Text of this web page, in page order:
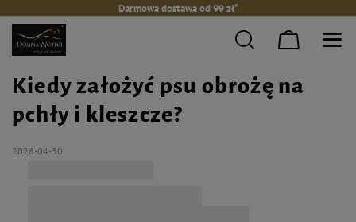
Darmowa dostawa od 99 zł*
Kiedy założyć psu obrożę na
pchły i kleszcze?
2026-04-30